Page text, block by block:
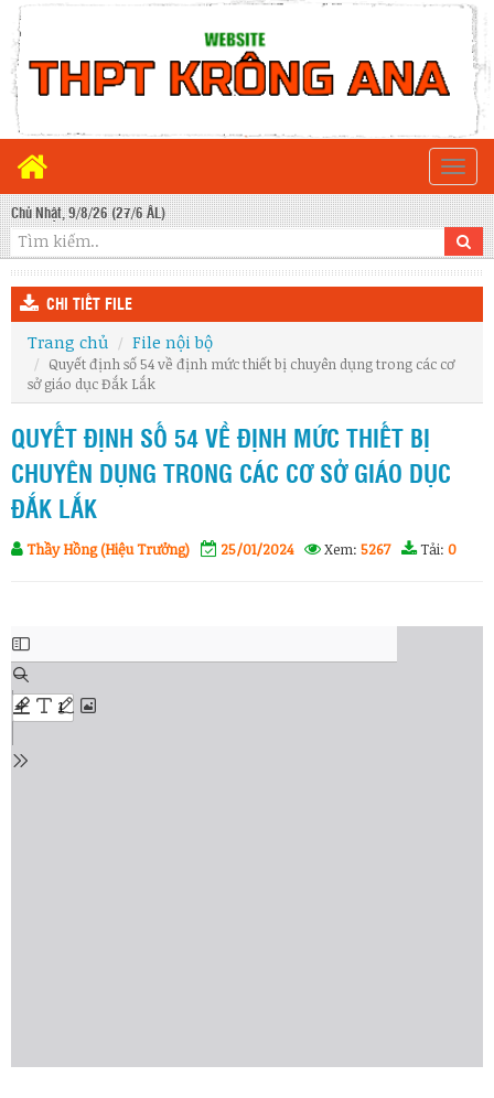
Chủ Nhật, 9/8/26 (27/6 ÂL)
CHI TIẾT FILE
Trang chủ File nội bộ
Quyết định số 54 về định mức thiết bị chuyên dụng trong các cơ
sở giáo dục Đắk Lắk
QUYẾT ĐỊNH SỐ 54 VỀ ĐỊNH MỨC THIẾT BỊ
CHUYÊN DỤNG TRONG CÁC CƠ SỞ GIÁO DỤC
ĐẮK LẮK
Thầy Hồng (Hiệu Trưởng) 25/01/2024 Xem: 5267 Tải: 0